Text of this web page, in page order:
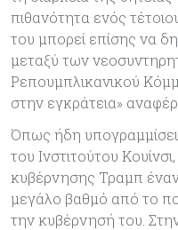
πιθανότητα ενός
του μπορεί επίσης να
μεταξύ των
Ρεπουμπλικανικού
στην εγκράτεια»
Όπως ήδη
του Ινστιτούτου
κυβέρνησης Τραμπ
μεγάλο βαθμό από το
την κυβέρνησή του.